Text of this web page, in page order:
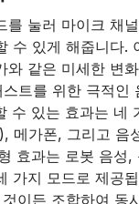
를 눌러 마이크 채
수 있게 해줍니다.
와 같은 미세한 변
트를 위한 극적인
수 있는 효과는 네
메가폰, 그리고 음
효과는 로봇 음성,
가지 모드로 제공
이든 조합하여 동